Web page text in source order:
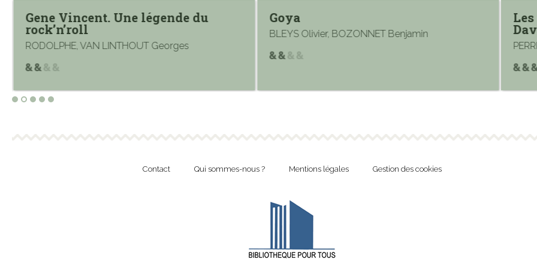
Gene Vincent. Une légende du
rock’n’roll
RODOLPHE, VAN LINTHOUT Georges
Goya
BLEYS Olivier, BOZONNET Benjamin
Contact Qui sommes-nous ? Mentions légales Gestion des cookies